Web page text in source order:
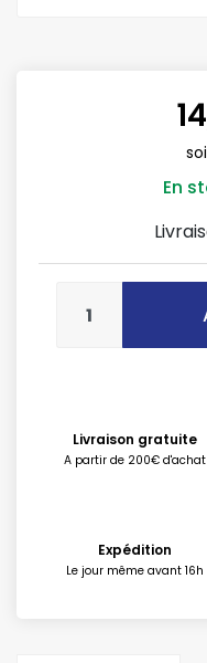
En
Livraison gratuite
A partir de 200€ d'achat
Expédition
Le jour même avant 16h